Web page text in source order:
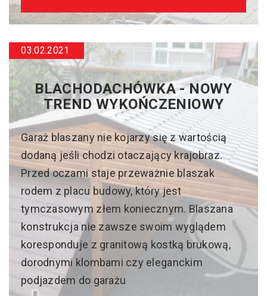
03.02.2021
BLACHODACHÓWKA - NOWY
TREND WYKOŃCZENIOWY
Garaż blaszany nie kojarzy się z wartością
dodaną jeśli chodzi otaczający krajobraz.
Przed oczami staje przeważnie blaszak
rodem z placu budowy, który jest
tymczasowym złem koniecznym. Blaszana
konstrukcja nie zawsze swoim wyglądem
koresponduje z granitową kostką brukową,
dorodnymi klombami czy eleganckim
podjazdem do garażu